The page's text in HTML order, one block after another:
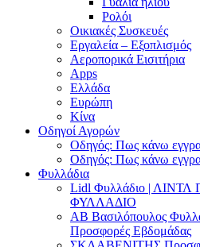
Ρολόι
Οικιακές Συσκευές
Εργαλεία – Εξοπλισμός
Αεροπορικά Εισιτήρια
Apps
Ελλάδα
Ευρώπη
Κίνα
Οδηγοί Αγορών
Οδηγός: Πως κάνω
Οδηγός: Πως κάνω
Φυλλάδια
Lidl Φυλλάδιο | ΛΙΝΤΛ
ΦΥΛΛΑΔΙΟ
AB Βασιλόπουλος
Προσφορές Εβδομάδας